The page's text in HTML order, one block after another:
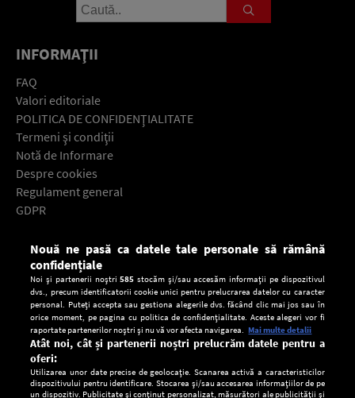
INFORMAŢII
FAQ
Valori editoriale
POLITICA DE CONFIDENŢIALITATE
Termeni şi condiţii
Notă de Informare
Despre cookies
Regulament general
GDPR
Descarcă gratuit aplicaţia Europa FM pentru smartphone:
Nouă ne pasă ca datele tale personale să rămână
confidențiale
Noi și partenerii noștri585 stocăm și/sau accesăm informații pe dispozitivul
dvs., precum identificatorii cookie unici pentru prelucrarea datelor cu caracter
personal. Puteți accepta sau gestiona alegerile dvs. făcând clic mai jos sau în
orice moment, pe pagina cu politica de confidențialitate. Aceste alegeri vor fi
raportate partenerilor noștri și nu vă vor afecta navigarea. Mai multe detalii
Atât noi, cât și partenerii noștri prelucrăm datele pentru a
oferi:
Utilizarea unor date precise de geolocație. Scanarea activă a caracteristicilor
dispozitivului pentru identificare. Stocarea și/sau accesarea informațiilor de pe
un dispozitiv. Publicitate și conținut personalizat, măsurători ale publicității și